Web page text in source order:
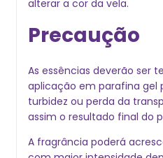
alterar a cor da vela.
Precaução
As essências deverão ser
aplicação em parafina gel
turbidez ou perda da
assim o resultado final do
A fragrância poderá